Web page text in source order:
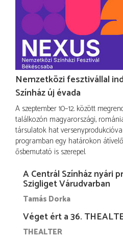
Nemzetközi fesztivállal
Színház új évada
A szeptember 10–12. között
találkozón magyarországi,
társulatok hat
programban egy határokon
ősbemutató is szerepel.
A Centrál Színház nyári
Szigliget Várudvarban
Tamás Dorka
Véget ért a 36.
THEALTER